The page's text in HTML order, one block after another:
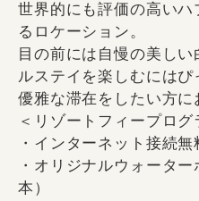
世界的にも評価の高い
るロケーション。
目の前には自慢の美し
ルステイを楽しむには
優雅な滞在をしたい方に
＜リゾートフィープログ
・インターネット接続無
・オリジナルウォータ
本）